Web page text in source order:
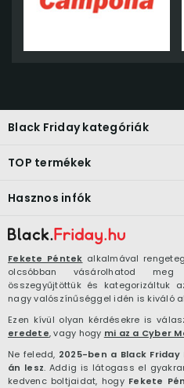
Fekete Péntek alkalmával
olcsóbban vásárolhatod
összegyűjtöttük és kategorizáltuk
nagy valószínűséggel idén is kiváló
Ezen kívül olyan kérdésekre is
eredete, vagy hogy mi az a Cyber
Ne feledd, 2025-ben a Black
án lesz. Addig is látogass el
kedvenc boltjaidat, hogy Fekete
Black Friday kategóriák
TOP termékek
Hasznos infók